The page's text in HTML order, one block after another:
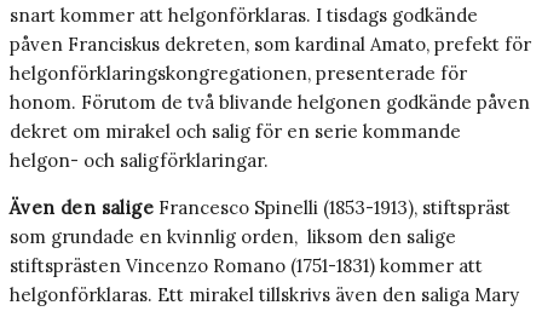
snart kommer att helgonförklaras. I tisdags godkände
påven Franciskus dekreten, som kardinal Amato, prefekt för
helgonförklaringskongregationen, presenterade för
honom. Förutom de två blivande helgonen godkände påven
dekret om mirakel och salig för en serie kommande
helgon- och saligförklaringar.
Även den salige Francesco Spinelli (1853-1913), stiftspräst
som grundade en kvinnlig orden, liksom den salige
stiftsprästen Vincenzo Romano (1751-1831) kommer att
helgonförklaras. Ett mirakel tillskrivs även den saliga Mary